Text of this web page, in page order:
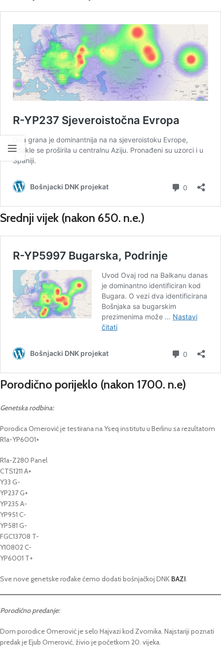
Srednji vijek (nakon 650. n.e.)
Porodično porijeklo (nakon 1700. n.e)
Genetska rodbina:
Porodica Omerović je testirana na Yseq institutu u Berlinu sa rezultatom
R1a-YP6001+
R1a-Z280 Panel
CTS1211 A+
Y33 G-
YP237 G+
YP235 A-
YP951 C-
YP581 G-
FGC13708 T-
Y10802 C-
YP6001 T+
Sve nove genetske rođake ćemo dodati bošnjačkoj DNK BAZI.
Porodično predanje:
Dom porodice Omerović je selo Hajvazi kod Zvornika. Najstariji poznati
predak je Ejub Omerović, živio je početkom 20. vijeka.